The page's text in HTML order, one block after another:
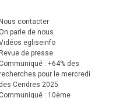
Nous contacter
On parle de nous
egliseinfo
Revue de presse
Communiqué : +64% des
pour le mercredi
des Cendres 2025
Communiqué : 10ème